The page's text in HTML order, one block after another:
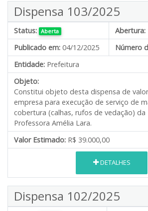
Dispensa 103/2025
Status: Aberta Abertura:
Publicado em: 04/12/2025 Número
Entidade: Prefeitura
Objeto:
Constitui objeto desta dispensa de
empresa para execução de serviço de
cobertura (calhas, rufos de vedação) da
Professora Amélia Lara.
Valor Estimado: R$ 39.000,00
DETALHES
Dispensa 102/2025